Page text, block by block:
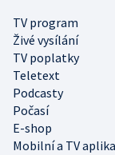
TV program
Živé vysílání
TV poplatky
Teletext
Podcasty
Počasí
E-shop
Mobilní a TV